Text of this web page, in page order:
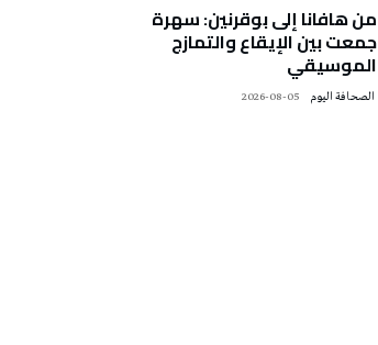
من هافانا إلى بوقرنين: سهرة
جمعت بين الإيقاع والتمازج
الموسيقي
2026-08-05